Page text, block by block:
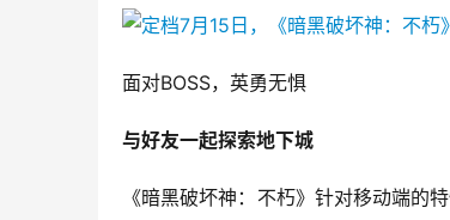
面对BOSS，英勇无惧
与好友一起探索地下城
《暗黑破坏神：不朽》针对移动端的